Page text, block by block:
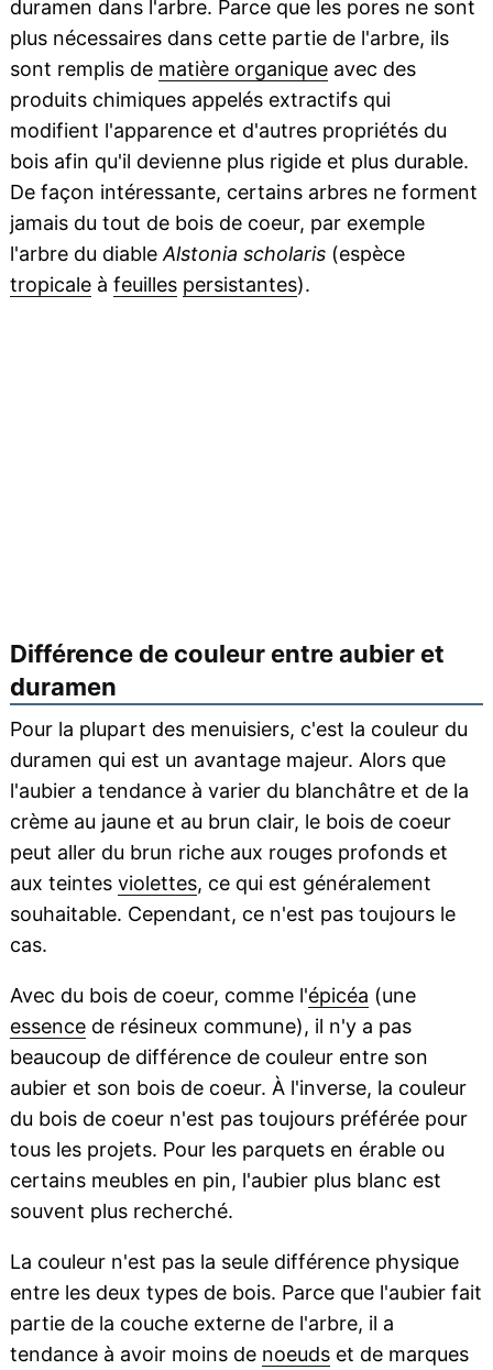
duramen dans l'arbre. Parce que les pores ne sont
plus nécessaires dans cette partie de l'arbre, ils
sont remplis de matière organiqueavec des
produits chimiques appelés extractifs qui
modifient l'apparence et d'autres propriétés du
bois afin qu'il devienne plus rigide et plus durable.
De façon intéressante, certains arbres ne forment
jamais du tout de bois de coeur, par exemple
l'arbre du diableAlstonia scholaris(espèce
tropicaleà feuilles persistantes).
Différence de couleur entre aubier et
duramen
Pour la plupart des menuisiers, c'est la couleur du
duramen qui est un avantage majeur. Alors que
l'aubier a tendance à varier du blanchâtre et de la
crème au jaune et au brun clair, le bois de coeur
peut aller du brun riche aux rouges profonds et
aux teintes violettes, ce qui est généralement
souhaitable. Cependant, ce n'est pas toujours le
cas.
Avec du bois de coeur, comme l'épicéa (une
essencede résineux commune), il n'y a pas
beaucoup de différence de couleur entre son
aubier et son bois de coeur. À l'inverse, la couleur
du bois de coeur n'est pas toujours préférée pour
tous les projets. Pour les parquets en érable ou
certains meubles en pin, l'aubier plus blanc est
souvent plus recherché.
La couleur n'est pas la seule différence physique
entre les deux types de bois. Parce que l'aubier fait
partie de la couche externe de l'arbre, il a
tendance à avoir moins de noeudset de marques